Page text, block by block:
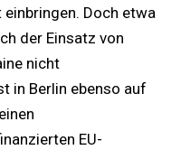
Doch etwa
der Einsatz von
nicht
in Berlin ebenso auf
EU-